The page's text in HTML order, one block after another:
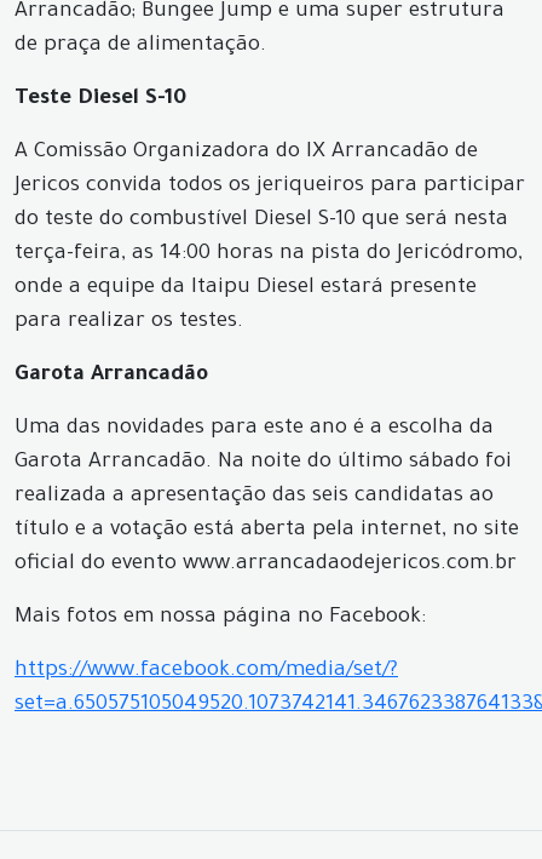
Arrancadão; Bungee Jump e uma super estrutura
de praça de alimentação.
Teste Diesel S-10
A Comissão Organizadora do IX Arrancadão de
Jericos convida todos os jeriqueiros para participar
do teste do combustível Diesel S-10 que será nesta
terça-feira, as 14:00 horas na pista do Jericódromo,
onde a equipe da Itaipu Diesel estará presente
para realizar os testes.
Garota Arrancadão
Uma das novidades para este ano é a escolha da
Garota Arrancadão. Na noite do último sábado foi
realizada a apresentação das seis candidatas ao
título e a votação está aberta pela internet, no site
oficial do evento www.arrancadaodejericos.com.br
Mais fotos em nossa página no Facebook:
https://www.facebook.com/media/set/?